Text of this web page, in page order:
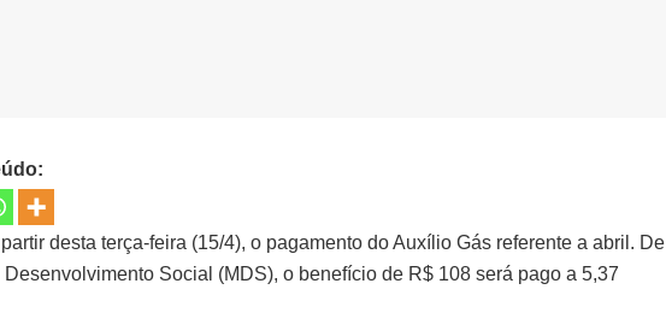
desta terça-feira (15/4), o pagamento do Auxílio Gás referente a abril. De
Social (MDS), o benefício de R$ 108 será pago a 5,37